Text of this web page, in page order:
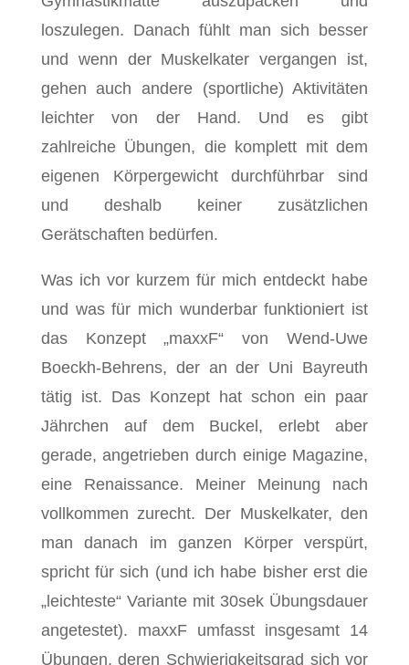
loszulegen. Danach fühlt man sich besser
und wenn der Muskelkater vergangen ist,
gehen auch andere (sportliche) Aktivitäten
leichter von der Hand. Und es gibt
zahlreiche Übungen, die komplett mit dem
eigenen Körpergewicht durchführbar sind
und deshalb keiner zusätzlichen
Gerätschaften bedürfen.
Was ich vor kurzem für mich entdeckt habe
und was für mich wunderbar funktioniert ist
das Konzept „maxxF“ von Wend-Uwe
Boeckh-Behrens, der an der Uni Bayreuth
tätig ist. Das Konzept hat schon ein paar
Jährchen auf dem Buckel, erlebt aber
gerade, angetrieben durch einige Magazine,
eine Renaissance. Meiner Meinung nach
vollkommen zurecht. Der Muskelkater, den
man danach im ganzen Körper verspürt,
spricht für sich (und ich habe bisher erst die
„leichteste“ Variante mit 30sek Übungsdauer
angetestet). maxxF umfasst insgesamt 14
Übungen, deren Schwierigkeitsgrad sich vor